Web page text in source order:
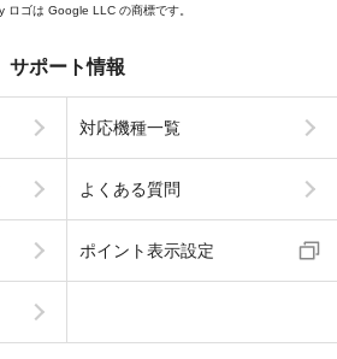
ゴは Google LLC の商標です。
サポート情報
対応機種一覧
よくある質問
ポイント表示設定